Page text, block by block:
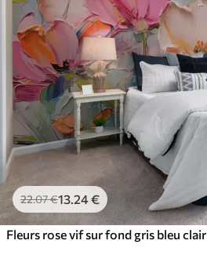
22.07€13.24€
Fleurs rose vif sur fond gris bleu clair